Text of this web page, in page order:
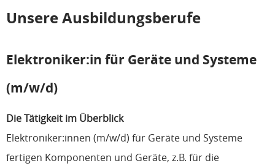
Unsere Ausbildungsberufe
Elektroniker:in für Geräte und Systeme
(m/w/d)
Die Tätigkeit im Überblick
Elektroniker:innen (m/w/d) für Geräte und Systeme
fertigen Komponenten und Geräte, z.B. für die